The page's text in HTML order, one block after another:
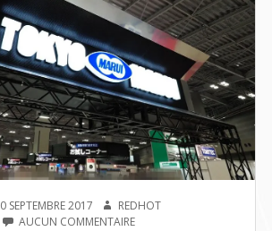
SEPTEMBRE 2017 AUTEUR
REDHOT
AUCUN COMMENTAIRESUR